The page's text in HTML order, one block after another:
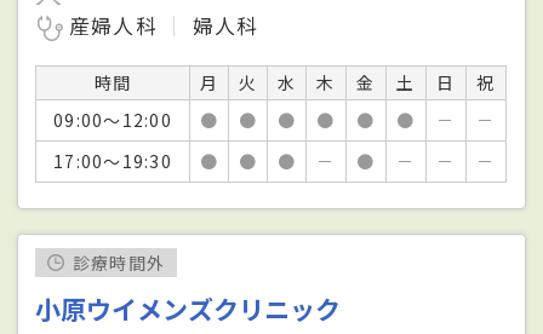
産婦人科
婦人科
時間 月 火 水 木 金 土 日
祝
09:00～12:00
● ● ● ● ● ● －
－
17:00～19:30
● ● ● － ● － － －
診療時間外
小原ウイメンズクリニック